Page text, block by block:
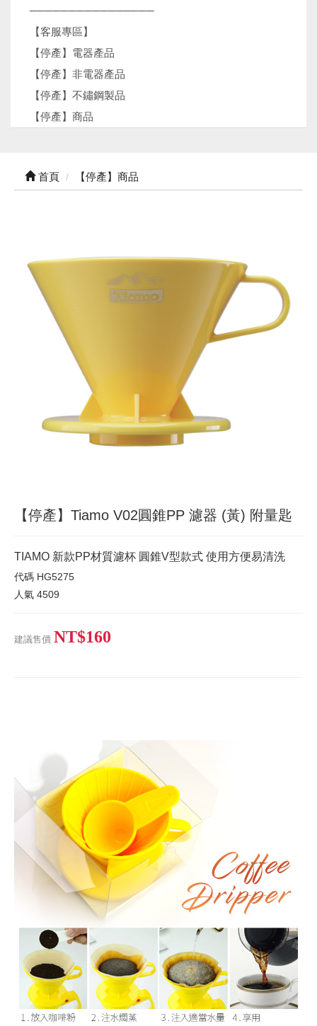
────────────────
【客服專區】
【停產】電器產品
【停產】非電器產品
【停產】不鏽鋼製品
【停產】商品
首頁 【停產】商品
【停產】Tiamo V02圓錐PP 濾器 (黃) 附量匙
TIAMO 新款PP材質濾杯 圓錐V型款式 使用方便易清洗
代碼 HG5275
人氣 4509
建議售價 NT$160